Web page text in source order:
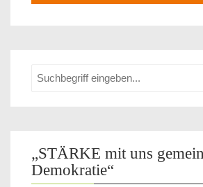
„STÄRKE mit uns
Demokratie“